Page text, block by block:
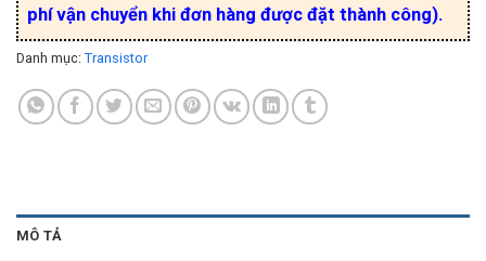
phí vận chuyển khi đơn hàng được đặt thành công).
Danh mục: Transistor
MÔ TẢ